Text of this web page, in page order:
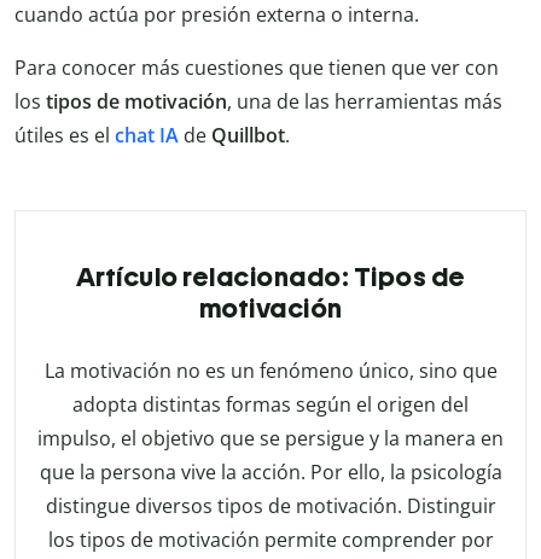
cuando actúa por presión externa o interna.
Para conocer más cuestiones que tienen que ver con
los tipos de motivación, una de las herramientas más
útiles es el chat IA de Quillbot.
Artículo relacionado: Tipos de
motivación
La motivación no es un fenómeno único, sino que
adopta distintas formas según el origen del
impulso, el objetivo que se persigue y la manera en
que la persona vive la acción. Por ello, la psicología
distingue diversos tipos de motivación. Distinguir
los tipos de motivación permite comprender por